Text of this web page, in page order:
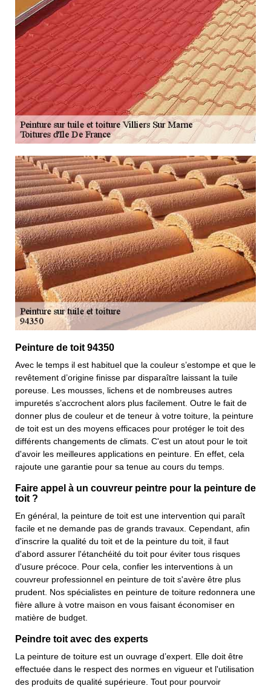
Peinture de toit 94350
Avec le temps il est habituel que la couleur s’estompe et que le
revêtement d’origine finisse par disparaître laissant la tuile
poreuse. Les mousses, lichens et de nombreuses autres
impuretés s’accrochent alors plus facilement. Outre le fait de
donner plus de couleur et de teneur à votre toiture, la peinture
de toit est un des moyens efficaces pour protéger le toit des
différents changements de climats. C'est un atout pour le toit
d'avoir les meilleures applications en peinture. En effet, cela
rajoute une garantie pour sa tenue au cours du temps.
Faire appel à un couvreur peintre pour la peinture de
toit ?
En général, la peinture de toit est une intervention qui paraît
facile et ne demande pas de grands travaux. Cependant, afin
d'inscrire la qualité du toit et de la peinture du toit, il faut
d'abord assurer l'étanchéité du toit pour éviter tous risques
d'usure précoce. Pour cela, confier les interventions à un
couvreur professionnel en peinture de toit s'avère être plus
prudent. Nos spécialistes en peinture de toiture redonnera une
fière allure à votre maison en vous faisant économiser en
matière de budget.
Peindre toit avec des experts
La peinture de toiture est un ouvrage d’expert. Elle doit être
effectuée dans le respect des normes en vigueur et l'utilisation
des produits de qualité supérieure. Tout pour pourvoir